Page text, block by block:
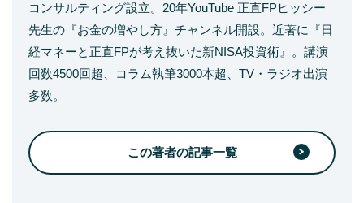
コンサルティング設立。20年YouTube 正直FPヒッシー
先生の『お金の増やし方』チャンネル開設。近著に『日
経マネーと正直FPが考え抜いた新NISA投資術』。講演
回数4500回超、コラム執筆3000本超、TV・ラジオ出演
多数。
この著者の記事一覧